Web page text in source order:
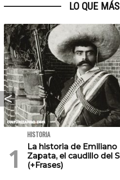
LO QUE
HISTORIA
La historia de Emiliano
Zapata, el caudillo del
(+Frases)